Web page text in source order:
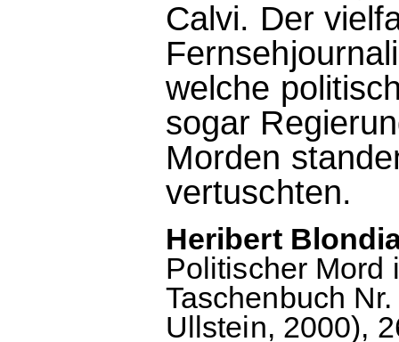
Calvi. Der
welche
sogar
Morden
vertuschten.
Heribert
Politischer Mord
Taschenbuch
Ullstein, 2000),